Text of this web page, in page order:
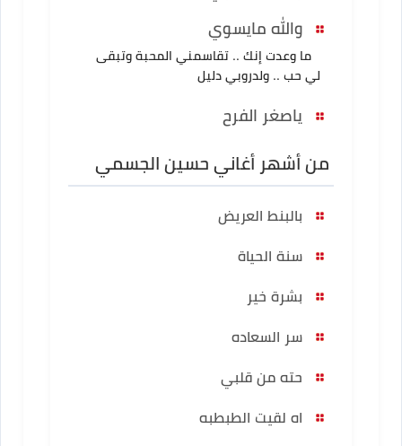
والله مايسوي
ما وعدت إنك .. تقاسمني المحبة وتبقى
لي حب .. ولدروبي دليل
ياصغر الفرح
من أشهر أغاني حسين الجسمي
بالبنط العريض
سنة الحياة
بشرة خير
سر السعاده
حته من قلبي
اه لقيت الطبطبه